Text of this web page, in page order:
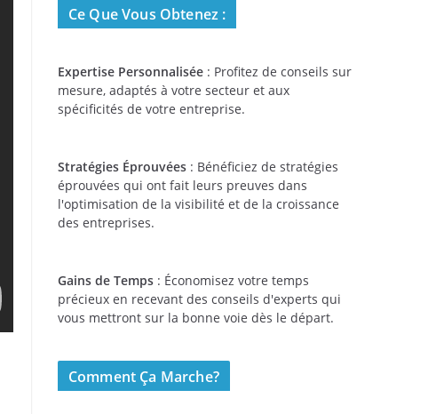
Ce Que Vous Obtenez :
Expertise Personnalisée : Profitez de conseils sur
mesure, adaptés à votre secteur et aux
spécificités de votre entreprise.
Stratégies Éprouvées : Bénéficiez de stratégies
éprouvées qui ont fait leurs preuves dans
l'optimisation de la visibilité et de la croissance
des entreprises.
Gains de Temps : Économisez votre temps
précieux en recevant des conseils d'experts qui
vous mettront sur la bonne voie dès le départ.
Comment Ça Marche?